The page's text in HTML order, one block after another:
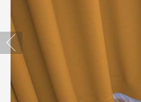
お気に入りリスト
Previous